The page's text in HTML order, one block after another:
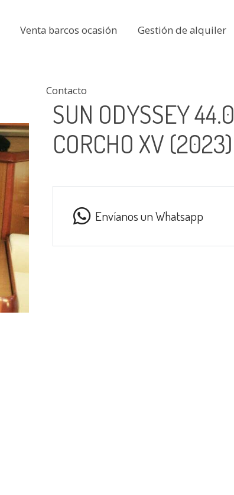
Venta barcos ocasión Gestión de alquiler
Contacto
SUN ODYSSEY 44.0
CORCHO XV (2023)
Envíanos un Whatsapp